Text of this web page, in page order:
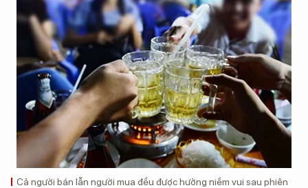
Cả người bán lẫn người mua đều được hưởng niềm vui sau phiên